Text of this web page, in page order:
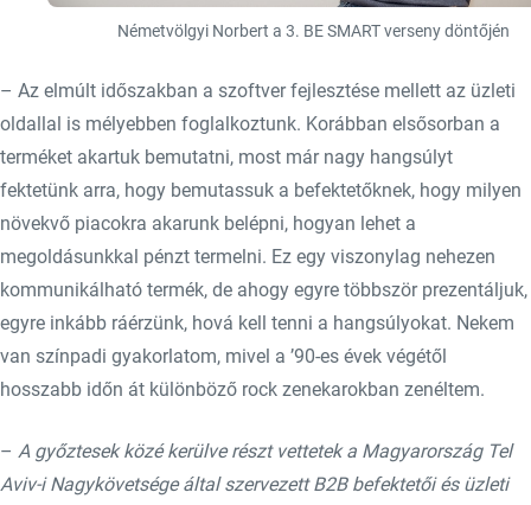
Németvölgyi Norbert a 3. BE SMART verseny döntőjén
– Az elmúlt időszakban a szoftver fejlesztése mellett az üzleti
oldallal is mélyebben foglalkoztunk. Korábban elsősorban a
terméket akartuk bemutatni, most már nagy hangsúlyt
fektetünk arra, hogy bemutassuk a befektetőknek, hogy milyen
növekvő piacokra akarunk belépni, hogyan lehet a
megoldásunkkal pénzt termelni. Ez egy viszonylag nehezen
kommunikálható termék, de ahogy egyre többször prezentáljuk,
egyre inkább ráérzünk, hová kell tenni a hangsúlyokat. Nekem
van színpadi gyakorlatom, mivel a ’90-es évek végétől
hosszabb időn át különböző rock zenekarokban zenéltem.
– A győztesek közé kerülve részt vettetek a Magyarország Tel
Aviv-i Nagykövetsége által szervezett B2B befektetői és üzleti